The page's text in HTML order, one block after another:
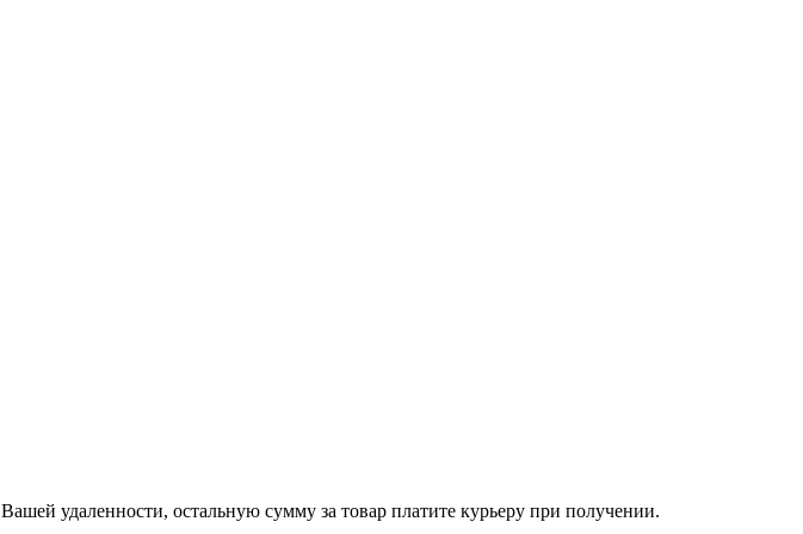
Вашей удаленности, остальную сумму за товар платите курьеру при получении.